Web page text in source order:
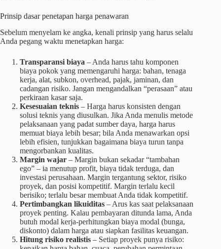
Prinsip dasar penetapan harga penawaran
Sebelum menyelam ke angka, kenali prinsip yang harus selalu
Anda pegang waktu menetapkan harga:
Transparansi biaya – Anda harus tahu komponen
biaya pokok yang memengaruhi harga: bahan, tenaga
kerja, alat, subkon, overhead, pajak, jaminan, dan
cadangan risiko. Jangan mengandalkan “perasaan” atau
perkiraan kasar saja.
Kesesuaian teknis – Harga harus konsisten dengan
solusi teknis yang diusulkan. Jika Anda menulis metode
pelaksanaan yang padat sumber daya, harga harus
memuat biaya lebih besar; bila Anda menawarkan opsi
lebih efisien, tunjukkan bagaimana biaya turun tanpa
mengorbankan kualitas.
Margin wajar – Margin bukan sekadar “tambahan
ego” – ia menutup profit, biaya tidak terduga, dan
investasi perusahaan. Margin tergantung sektor, risiko
proyek, dan posisi kompetitif. Margin terlalu kecil
berisiko; terlalu besar membuat Anda tidak kompetitif.
Pertimbangkan likuiditas – Arus kas saat pelaksanaan
proyek penting. Kalau pembayaran ditunda lama, Anda
butuh modal kerja-perhitungkan biaya modal (bunga,
diskonto) dalam harga atau siapkan fasilitas keuangan.
Hitung risiko realistis – Setiap proyek punya risiko: